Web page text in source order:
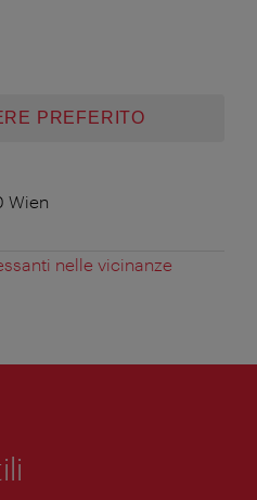
PREFERITO
Wien
nelle vicinanze